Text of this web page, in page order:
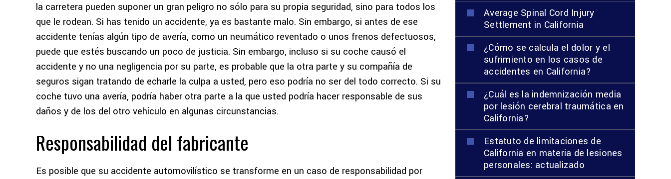
la carretera pueden suponer un gran peligro no sólo para su propia seguridad, sino para todos los
que le rodean. Si has tenido un accidente, ya es bastante malo. Sin embargo, si antes de ese
accidente tenías algún tipo de avería, como un neumático reventado o unos frenos defectuosos,
puede que estés buscando un poco de justicia. Sin embargo, incluso si su coche causó el
accidente y no una negligencia por su parte, es probable que la otra parte y su compañía de
seguros sigan tratando de echarle la culpa a usted, pero eso podría no ser del todo correcto. Si su
coche tuvo una avería, podría haber otra parte a la que usted podría hacer responsable de sus
daños y de los del otro vehículo en algunas circunstancias.
Responsabilidad del fabricante
Es posible que su accidente automovilístico se transforme en un caso de responsabilidad por
Average Spinal Cord Injury
Settlement in California
¿Cómo se calcula el dolor y el
sufrimiento en los casos de
accidentes en California?
¿Cuál es la indemnización media
por lesión cerebral traumática en
California?
Estatuto de limitaciones de
California en materia de lesiones
personales: actualizado